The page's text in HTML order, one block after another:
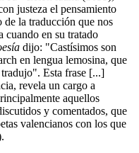
justeza el pensamiento
de la traducción que nos
cuando en su tratado
dijo: "Castísimos son
en lengua lemosina, que
Esta frase [...]
revela un cargo a
aquellos
y comentados, que
valencianos con los que